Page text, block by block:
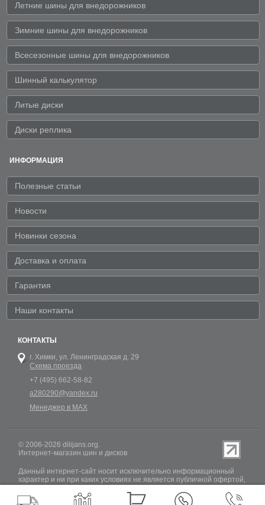
Летние шины для внедорожников
Зимние шины для внедорожников
Всесезонные шины для внедорожников
Шинный калькулятор
Литые диски
Диски реплика
ИНФОРМАЦИЯ
Полезные статьи
Новости
Новинки сезона
Доставка и оплата
Гарантия
Наши контакты
КОНТАКТЫ
г. Химки, ул. Ленинградская д. 29
Схема проезда
+7 (495) 662-58-82
a280290@yandex.ru
Менеджер в MAX
© 2006-2026 dilijans.org.
Интернет-магазин шин и дисков
Данный интернет-сайт носит исключительно информационный
характер и ни при каких условиях не является публичной офертой,
РФ. Обновление информации о наличии шин и дисков на сайте